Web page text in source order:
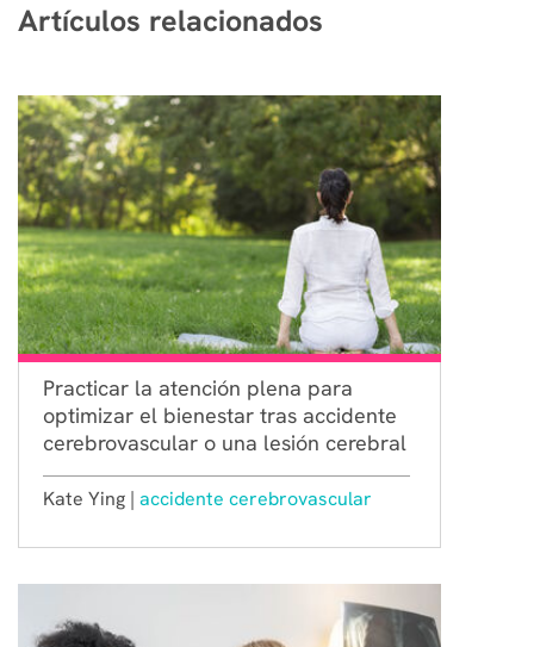
Artículos relacionados
Practicar la atención plena para
optimizar el bienestar tras accidente
cerebrovascular o una lesión cerebral
Kate Ying | accidente cerebrovascular